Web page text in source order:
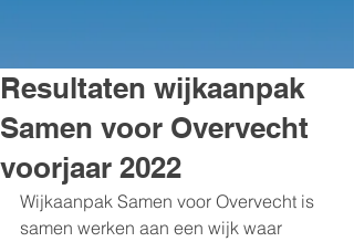
Resultaten wijkaanpak
Samen voor Overvecht
voorjaar 2022
Wijkaanpak Samen voor Overvecht is
samen werken aan een wijk waar